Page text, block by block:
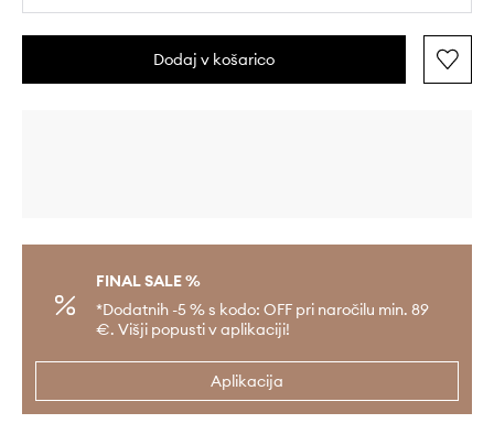
Dodaj v košarico
FINAL SALE %
*Dodatnih -5 % s kodo: OFF pri naročilu min. 89
€. Višji popusti v aplikaciji!
Aplikacija